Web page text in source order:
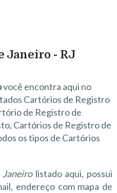
Janeiro - RJ
você encontra aqui no
Cartórios de Registro
de Registro de
Cartórios de Registro de
os tipos de Cartórios
listado aqui, possui
endereço com mapa de